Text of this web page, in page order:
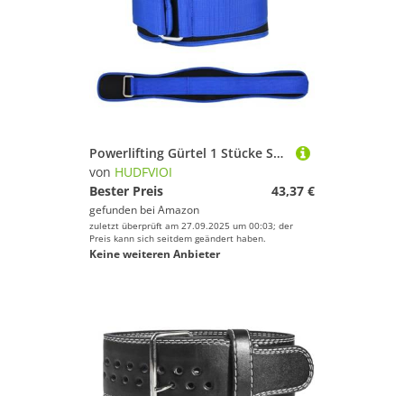
Powerlifting Gürtel 1 Stücke Sport Gewichthebergürtel for Männer Frauen Gewichtheben Core Lower Back Support Workout Taillengürtel for Fitness(Blue,XL)
von HUDFVIOI
Bester Preis
43,37 €
gefunden bei Amazon
zuletzt überprüft am 27.09.2025 um 00:03; der
Preis kann sich seitdem geändert haben.
Keine weiteren Anbieter